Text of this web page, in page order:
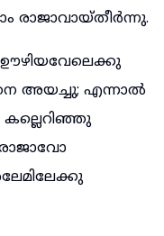
രാജാവായ്തീർന്നു.
ഊഴിയവേലെക്കു
അയച്ചു; എന്നാൽ